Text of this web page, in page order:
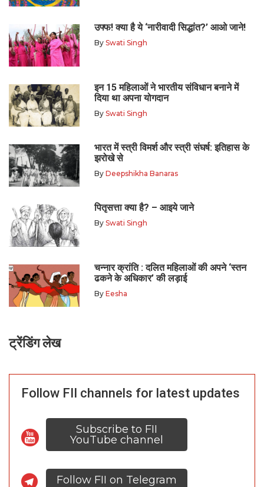
उफ्फ! क्या है ये ‘नारीवादी सिद्धांत?’ आओ जाने!
By Swati Singh
इन 15 महिलाओं ने भारतीय संविधान बनाने में
दिया था अपना योगदान
By Swati Singh
भारत में स्त्री विमर्श और स्त्री संघर्ष: इतिहास के
झरोखे से
By Deepshikha Banaras
पितृसत्ता क्या है? – आइये जाने
By Swati Singh
चन्नार क्रांति : दलित महिलाओं की अपने ‘स्तन
ढकने के अधिकार’ की लड़ाई
By Eesha
ट्रेंडिंग लेख
Follow FII channels for latest updates
Subscribe to FII
YouTube channel
Follow FII on Telegram